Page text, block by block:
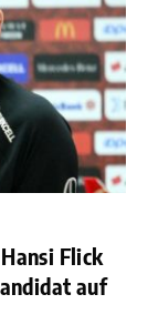
Flick
auf